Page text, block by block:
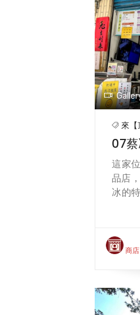
是一
已經
更多
自走
愛吃
過新
生的
以乾
蒜、
的鮮
一口
質鮮
螃蟹
麵，
來【
07
這家
品店
冰的
品嘗
的花
暑解
有其
商店